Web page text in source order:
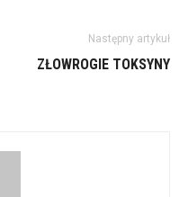
Następny artykuł
ZŁOWROGIE TOKSYNY